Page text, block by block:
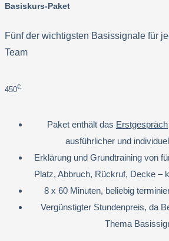
Basiskurs-Paket
Fünf der wichtigsten Basissignale für
Team
450€
Paket enthält das Erstgespräch
ausführlicher und
Erklärung und Grundtraining von
Platz, Abbruch, Rückruf, Decke –
8 x 60 Minuten, beliebig
Vergünstigter Stundenpreis, da
Thema